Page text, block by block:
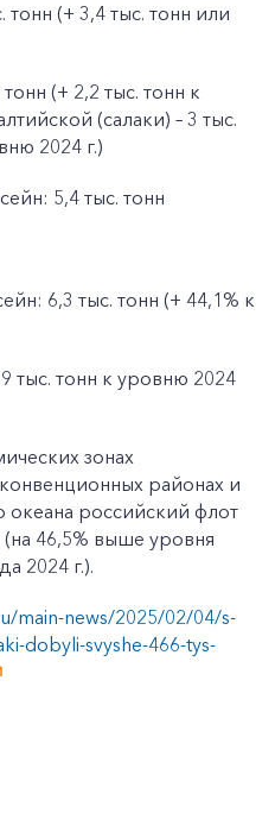
(+ 3,4 тыс. тонн или
(+ 2,2 тыс. тонн к
(салаки) – 3 тыс.
2024 г.)
5,4 тыс. тонн
6,3 тыс. тонн (+ 44,1% к
тыс. тонн к уровню 2024
зонах
районах и
российский флот
46,5% выше уровня
2024 г.).
main-news/2025/02/04/s-
dobyli-svyshe-466-tys-